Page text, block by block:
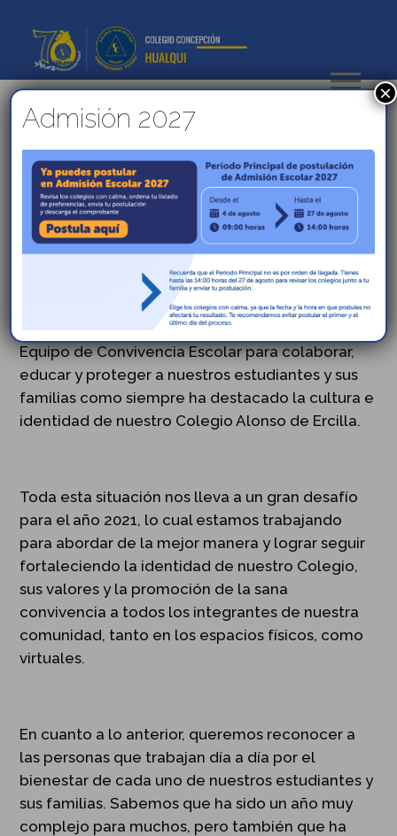
Un año de grandes
desafíos, aprendizajes y
reflexión
En este 2020 aprendimos que la Convivencia no
sólo se genera en el espacio físico que entrega
el aula, sino que puede ir más allá, y la hemos
observado en las acciones realizadas y esfuerzo
transmitido por cada uno de los integrantes del
Equipo de Convivencia Escolar para colaborar,
educar y proteger a nuestros estudiantes y sus
familias como siempre ha destacado la cultura e
identidad de nuestro Colegio Alonso de Ercilla.
Toda esta situación nos lleva a un gran desafío
para el año 2021, lo cual estamos trabajando
para abordar de la mejor manera y lograr seguir
fortaleciendo la identidad de nuestro Colegio,
sus valores y la promoción de la sana
convivencia a todos los integrantes de nuestra
comunidad, tanto en los espacios físicos, como
virtuales.
En cuanto a lo anterior, queremos reconocer a
las personas que trabajan día a día por el
bienestar de cada uno de nuestros estudiantes y
sus familias. Sabemos que ha sido un año muy
complejo para muchos, pero también que ha
Admisión 2027
×